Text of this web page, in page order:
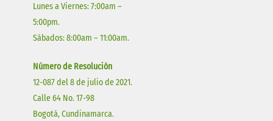
Lunes a Viernes: 7:00am –
5:00pm.
Sábados: 8:00am – 11:00am.
Número de Resolución
12-087 del 8 de julio de 2021.
Calle 64 No. 17-98
Bogotá, Cundinamarca.